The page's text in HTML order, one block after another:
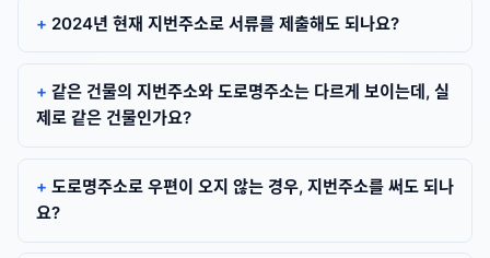
2024년 현재 지번주소로 서류를 제출해도 되나요?
같은 건물의 지번주소와 도로명주소는 다르게 보이는데, 실
제로 같은 건물인가요?
도로명주소로 우편이 오지 않는 경우, 지번주소를 써도 되나
요?